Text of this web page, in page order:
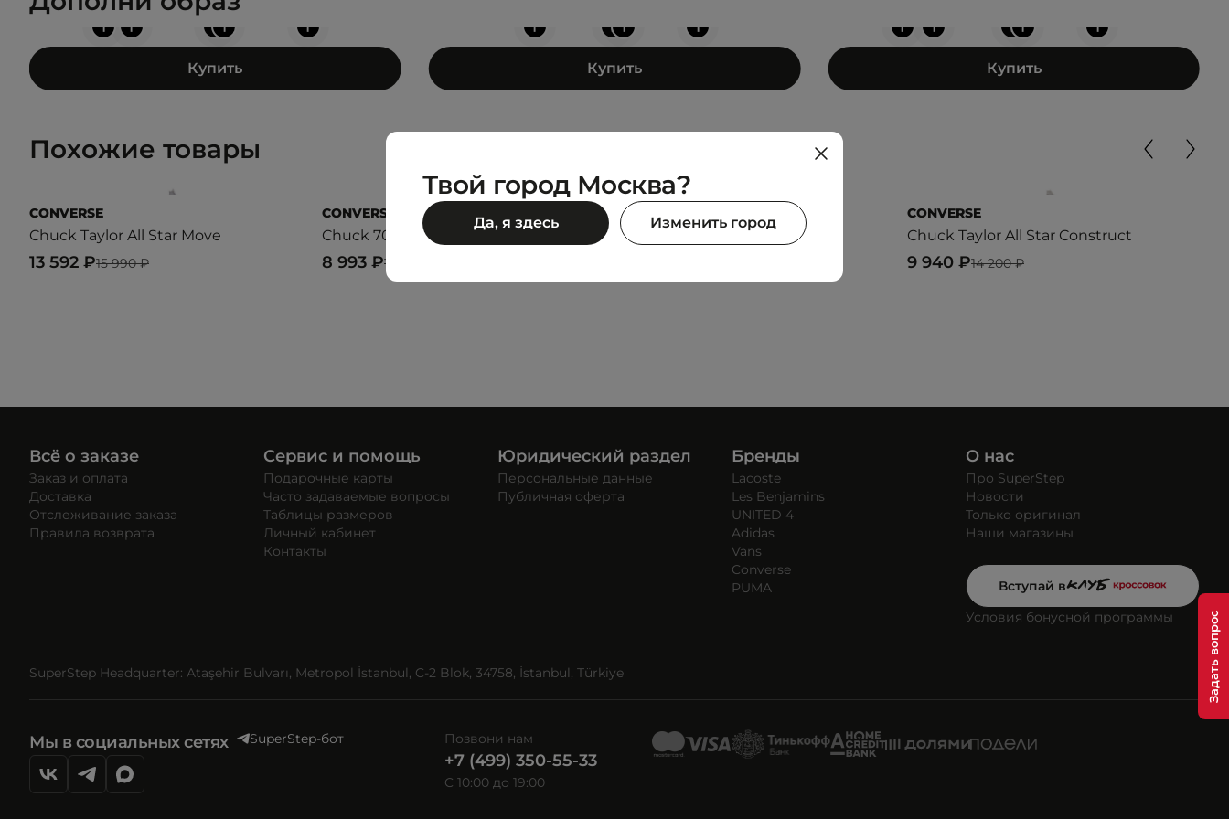
+
+ + +
+
Купить
+
+
+ +
Купить
+
+
+ +
+
Купить
Похожие товары
CONVERSE
Chuck Taylor All Star Move
15 990 ₽
13 592 ₽
CONVERSE
Chuck 70
11 990 ₽
8 993 ₽
CONVERSE
RUN STAR HIKE
CONVERSE
Chuck Taylor All Star Construct
14 200 ₽
9 940 ₽
Всё о заказе
Заказ и оплата
Доставка
Отслеживание заказа
Правила возврата
Сервис и помощь
Подарочные карты
Часто задаваемые вопросы
Таблицы размеров
Личный кабинет
Контакты
Юридический раздел
Персональные данные
Публичная оферта
Бренды
Lacoste
Les Benjamins
UNITED 4
Adidas
Vans
Converse
PUMA
О нас
Про SuperStep
Новости
Только оригинал
Наши магазины
Вступай в
Условия бонусной программы
SuperStep Headquarter: Ataşehir Bulvarı, Metropol İstanbul, C-2 Blok, 34758, İstanbul, Türkiye
Мы в социальных сетях SuperStep-бот Позвони нам
+7 (499) 350-55-33
C 10:00 до 19:00
Твой город Москва?
Да, я здесь Изменить город